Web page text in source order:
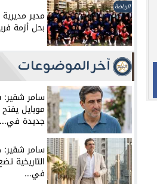
الرياضة
مدير
بحل أزمة
آخر الموضوعات
سامر شقير:
موبايل
جديدة في...
التاريخية
في...